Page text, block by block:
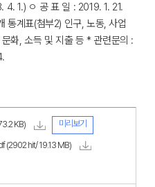
4. 1.) ㅇ 공 표 일 : 2019. 1. 21.
통계표(첨부2) 인구, 노동, 사업
화, 소득 및 지출 등 * 관련문의 :
KB) 미리보기
(2902 hit/ 19.13 MB)